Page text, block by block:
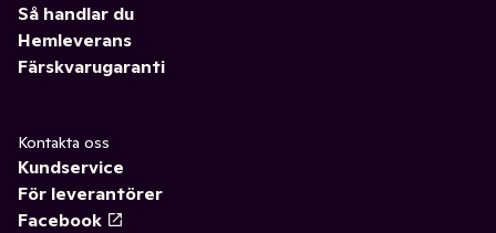
Så handlar du
Hemleverans
Färskvarugaranti
Kontakta oss
Kundservice
För leverantörer
Facebook